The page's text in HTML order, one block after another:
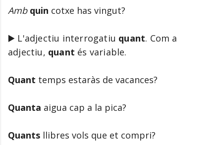
Amb quin cotxe has vingut?
▶️ L'adjectiu interrogatiu quant. Com a
adjectiu, quant és variable.
Quant temps estaràs de vacances?
Quanta aigua cap a la pica?
Quants llibres vols que et compri?